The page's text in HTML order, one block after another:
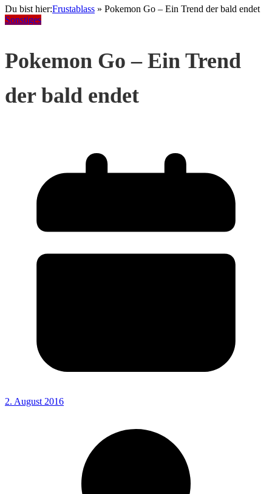
Du bist hier:Frustablass » Pokemon Go – Ein Trend der bald endet
Sonstiges
Pokemon Go – Ein Trend
der bald endet
2. August 2016